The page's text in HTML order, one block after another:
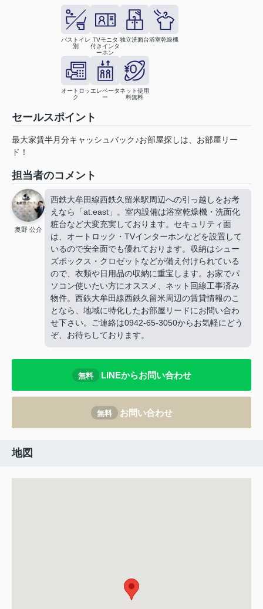
バストイレ
別
TVモニタ
付きインタ
ーホン
独立洗面台浴室乾燥機
オートロッ
ク
エレベータ
ー
ネット使用
料無料
セールスポイント
最大家賃半月分キャッシュバック♪お部屋探しは、お部屋リー
ド！
担当者のコメント
奥野 公介
西鉄大牟田線西鉄久留米駅周辺への引っ越しをお考
えなら「at.east」。室内設備は浴室乾燥機・洗面化
粧台など大変充実しております。セキュリティ面
は、オートロック・TVインターホンなどを設置して
いるので安全面でも優れております。収納はシュー
ズボックス・クロゼットなどが備え付けられている
ので、衣類や日用品の収納に重宝します。お家でパ
ソコン使いたい方にオススメ、ネット回線工事済み
物件。西鉄大牟田線西鉄久留米周辺の賃貸情報のこ
となら、地域に特化したお部屋リードにお問い合わ
せ下さい。ご連絡は0942-65-3050からお気軽にどう
ぞ、お待ちしております。
無料 LINEからお問い合わせ
無料 お問い合わせ
地図